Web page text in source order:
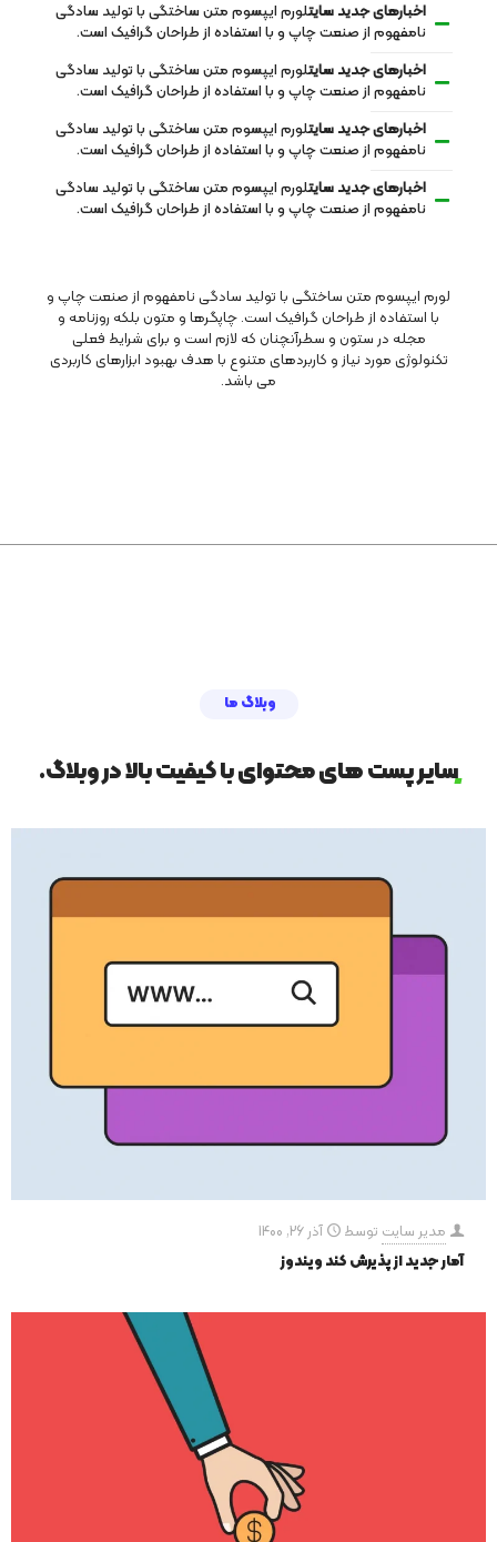
اخبارهای جدید سایتلورم ایپسوم متن ساختگی با تولید سادگی
نامفهوم از صنعت چاپ و با استفاده از طراحان گرافیک است.
اخبارهای جدید سایتلورم ایپسوم متن ساختگی با تولید سادگی
نامفهوم از صنعت چاپ و با استفاده از طراحان گرافیک است.
اخبارهای جدید سایتلورم ایپسوم متن ساختگی با تولید سادگی
نامفهوم از صنعت چاپ و با استفاده از طراحان گرافیک است.
اخبارهای جدید سایتلورم ایپسوم متن ساختگی با تولید سادگی
نامفهوم از صنعت چاپ و با استفاده از طراحان گرافیک است.
لورم ایپسوم متن ساختگی با تولید سادگی نامفهوم از صنعت چاپ و
با استفاده از طراحان گرافیک است. چاپگرها و متون بلکه روزنامه و
مجله در ستون و سطرآنچنان که لازم است و برای شرایط فعلی
تکنولوژی مورد نیاز و کاربردهای متنوع با هدف بهبود ابزارهای کاربردی
می باشد.
وبلاگ ما
سایر پست های محتوای با کیفیت بالا در وبلاگ.
مدیر سایت توسط
آذر 26, 1400
آمار جدید از پذیرش کند ویندوز